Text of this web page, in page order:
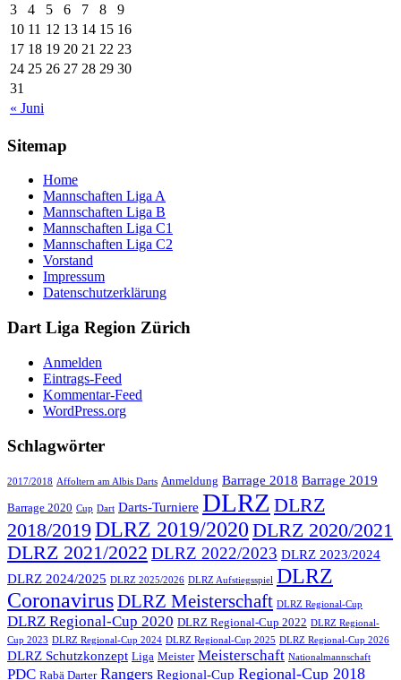
« Juni
3
4 5 6 7 8
9
10 11 12 13 14 15 16
17 18 19 20 21 22 23
24 25 26 27 28 29 30
31
Sitemap
Home
Mannschaften Liga A
Mannschaften Liga B
Mannschaften Liga C1
Mannschaften Liga C2
Vorstand
Impressum
Datenschutzerklärung
Dart Liga Region Zürich
Anmelden
Eintrags-Feed
Kommentar-Feed
WordPress.org
Schlagwörter
2017/2018 Affoltern am Albis Darts Anmeldung Barrage 2018 Barrage 2019
Barrage 2020 Cup Dart Darts-Turniere DLRZ DLRZ
2018/2019 DLRZ 2019/2020 DLRZ 2020/2021
DLRZ 2021/2022 DLRZ 2022/2023 DLRZ 2023/2024
DLRZ 2024/2025 DLRZ 2025/2026 DLRZ Aufstiegsspiel DLRZ
CoronavirusDLRZ Meisterschaft DLRZ Regional-Cup
DLRZ Regional-Cup 2020 DLRZ Regional-Cup 2022 DLRZ Regional-
Cup 2023 DLRZ Regional-Cup 2024 DLRZ Regional-Cup 2025 DLRZ Regional-Cup 2026
DLRZ Schutzkonzept Liga Meister Meisterschaft Nationalmannschaft
PDC Rabä Darter Rangers Regional-Cup Regional-Cup 2018